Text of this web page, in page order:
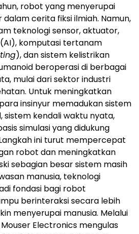
robot yang menyerupai
dalam cerita fiksi ilmiah. Namun,
teknologi sensor, aktuator,
komputasi tertanam
), dan sistem kelistrikan
beroperasi di berbagai
mulai dari sektor industri
Untuk meningkatkan
insinyur memadukan sistem
sistem kendali waktu nyata,
simulasi yang didukung
ini turut mempercepat
robot dan meningkatkan
sebagian besar sistem masih
manusia, teknologi
fondasi bagi robot
berinteraksi secara lebih
menyerupai manusia. Melalui
Electronics mengulas